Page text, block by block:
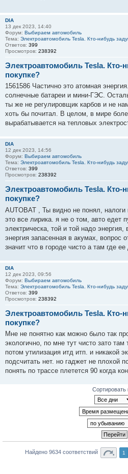
DIA
13 дек 2023, 14:40
Форум: Выбираем автомобиль
Тема: Электроавтомобиль Tesla. Кто-нибудь
Ответов: 399
Просмотров: 238392
Электроавтомобиль Tesla. Кто-
покупке?
1561586 Частично это атомная
солнечные батареи и мини-ГЭС.
ты же не регулировщик карбов и не
хоть бы почитал. В целом, в мире
вырабатывается на тепловых
DIA
12 дек 2023, 14:56
Форум: Выбираем автомобиль
Тема: Электроавтомобиль Tesla. Кто-нибудь
Ответов: 399
Просмотров: 238392
Электроавтомобиль Tesla. Кто-
покупке?
AUTOBAT , Ты видно не понял, налоги
это все лирика. я не о том, авто едет
электрическа, той и той надо энергия,
энергия запасенная в акумах, вопрос
значит что в городе чисто а там где ее
DIA
12 дек 2023, 09:56
Форум: Выбираем автомобиль
Тема: Электроавтомобиль Tesla. Кто-нибудь
Ответов: 399
Просмотров: 238392
Электроавтомобиль Tesla. Кто-
покупке?
Мне не понятно как можно было так
экологично, по мне тут чисто зато
потом утилизация итд итп. и никакой
подсчитать нет. но гаджет не плохой
понять по трассе плетется 90 когда
Сортировать
Найдено 9634 соответствий 1